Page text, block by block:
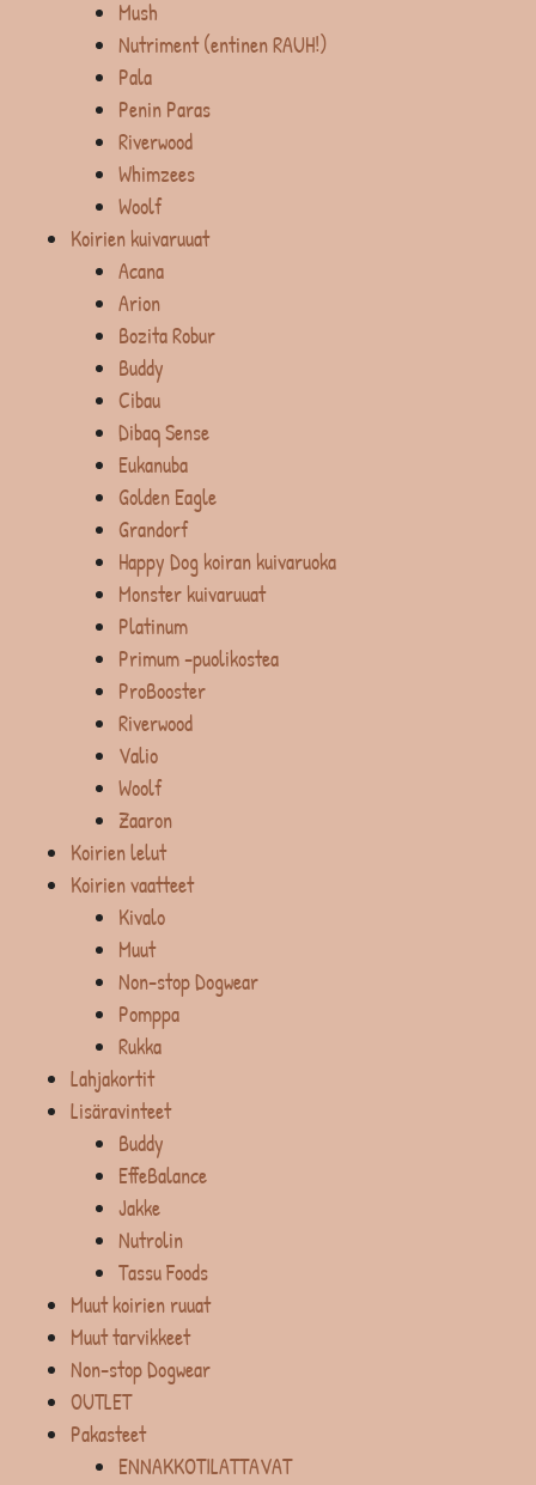
Mush
Nutriment (entinen RAUH!)
Pala
Penin Paras
Riverwood
Whimzees
Woolf
Koirien kuivaruuat
Acana
Arion
Bozita Robur
Buddy
Cibau
Dibaq Sense
Eukanuba
Golden Eagle
Grandorf
Happy Dog koiran kuivaruoka
Monster kuivaruuat
Platinum
Primum -puolikostea
ProBooster
Riverwood
Valio
Woolf
Zaaron
Koirien lelut
Koirien vaatteet
Kivalo
Muut
Non-stop Dogwear
Pomppa
Rukka
Lahjakortit
Lisäravinteet
Buddy
EffeBalance
Jakke
Nutrolin
Tassu Foods
Muut koirien ruuat
Muut tarvikkeet
Non-stop Dogwear
OUTLET
Pakasteet
ENNAKKOTILATTAVAT